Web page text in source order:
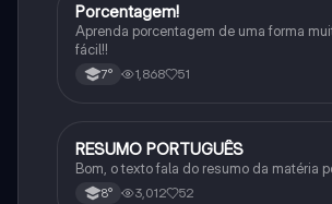
Matematica
Porcentagem!
Aprenda porcentagem de uma forma
fácil!!
7° 1,868 51
Português
RESUMO PORTUGUÊS
Bom, o texto fala do resumo da matéria
8° 3,012 52